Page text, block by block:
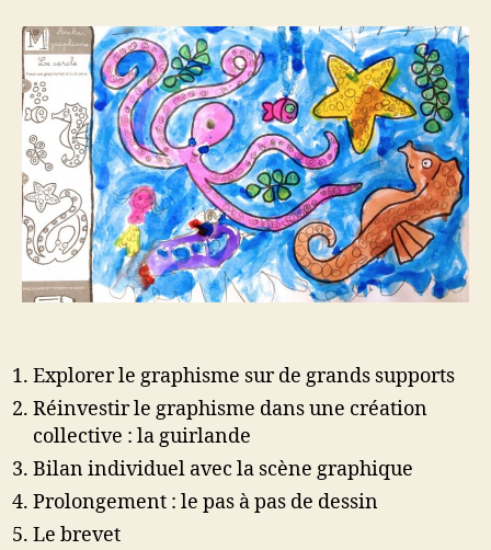
Explorer le graphisme sur de grands supports
Réinvestir le graphisme dans une création
collective : la guirlande
Bilan individuel avec la scène graphique
Prolongement : le pas à pas de dessin
Le brevet